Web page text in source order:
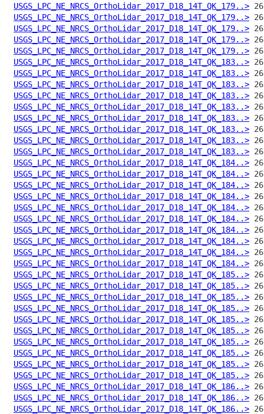
USGS_LPC_NE_NRCS_OrthoLidar_2017_D18_14T_QK_179..>
USGS_LPC_NE_NRCS_OrthoLidar_2017_D18_14T_QK_179..>
USGS_LPC_NE_NRCS_OrthoLidar_2017_D18_14T_QK_179..>
USGS_LPC_NE_NRCS_OrthoLidar_2017_D18_14T_QK_179..>
USGS_LPC_NE_NRCS_OrthoLidar_2017_D18_14T_QK_179..>
USGS_LPC_NE_NRCS_OrthoLidar_2017_D18_14T_QK_183..>
USGS_LPC_NE_NRCS_OrthoLidar_2017_D18_14T_QK_183..>
USGS_LPC_NE_NRCS_OrthoLidar_2017_D18_14T_QK_183..>
USGS_LPC_NE_NRCS_OrthoLidar_2017_D18_14T_QK_183..>
USGS_LPC_NE_NRCS_OrthoLidar_2017_D18_14T_QK_183..>
USGS_LPC_NE_NRCS_OrthoLidar_2017_D18_14T_QK_183..>
USGS_LPC_NE_NRCS_OrthoLidar_2017_D18_14T_QK_183..>
USGS_LPC_NE_NRCS_OrthoLidar_2017_D18_14T_QK_183..>
USGS_LPC_NE_NRCS_OrthoLidar_2017_D18_14T_QK_183..>
USGS_LPC_NE_NRCS_OrthoLidar_2017_D18_14T_QK_184..>
USGS_LPC_NE_NRCS_OrthoLidar_2017_D18_14T_QK_184..>
USGS_LPC_NE_NRCS_OrthoLidar_2017_D18_14T_QK_184..>
USGS_LPC_NE_NRCS_OrthoLidar_2017_D18_14T_QK_184..>
USGS_LPC_NE_NRCS_OrthoLidar_2017_D18_14T_QK_184..>
USGS_LPC_NE_NRCS_OrthoLidar_2017_D18_14T_QK_184..>
USGS_LPC_NE_NRCS_OrthoLidar_2017_D18_14T_QK_184..>
USGS_LPC_NE_NRCS_OrthoLidar_2017_D18_14T_QK_184..>
USGS_LPC_NE_NRCS_OrthoLidar_2017_D18_14T_QK_184..>
USGS_LPC_NE_NRCS_OrthoLidar_2017_D18_14T_QK_184..>
USGS_LPC_NE_NRCS_OrthoLidar_2017_D18_14T_QK_185..>
USGS_LPC_NE_NRCS_OrthoLidar_2017_D18_14T_QK_185..>
USGS_LPC_NE_NRCS_OrthoLidar_2017_D18_14T_QK_185..>
USGS_LPC_NE_NRCS_OrthoLidar_2017_D18_14T_QK_185..>
USGS_LPC_NE_NRCS_OrthoLidar_2017_D18_14T_QK_185..>
USGS_LPC_NE_NRCS_OrthoLidar_2017_D18_14T_QK_185..>
USGS_LPC_NE_NRCS_OrthoLidar_2017_D18_14T_QK_185..>
USGS_LPC_NE_NRCS_OrthoLidar_2017_D18_14T_QK_185..>
USGS_LPC_NE_NRCS_OrthoLidar_2017_D18_14T_QK_185..>
USGS_LPC_NE_NRCS_OrthoLidar_2017_D18_14T_QK_185..>
USGS_LPC_NE_NRCS_OrthoLidar_2017_D18_14T_QK_186..>
USGS_LPC_NE_NRCS_OrthoLidar_2017_D18_14T_QK_186..>
USGS_LPC_NE_NRCS_OrthoLidar_2017_D18_14T_QK_186..>